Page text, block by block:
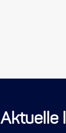
Aktuelle